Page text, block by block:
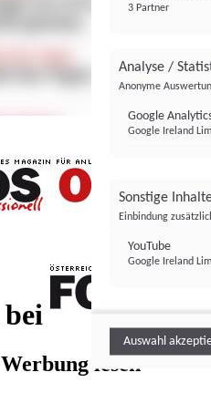
FONDS
lesen
3 Partner
Analyse /
Anonyme
Google
Google Ireland
Sonstige
Einbindung
YouTube
Google Ireland
Auswahl